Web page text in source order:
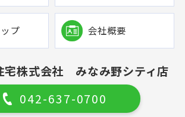
プ 会社概要
宅株式会社 みなみ野シティ店
042-637-0700